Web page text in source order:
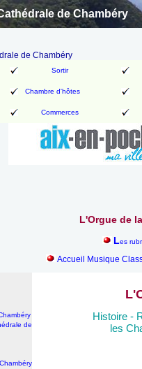
de Chambéry
de Chambéry
Sortir
Chambre d'hôtes
Commerces
L'Orgue de
Les
Accueil Musique
de
Histoire -
les